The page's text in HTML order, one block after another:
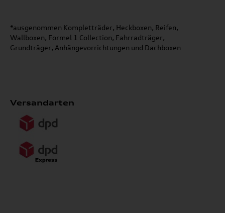
*ausgenommen Kompletträder, Heckboxen, Reifen,
Wallboxen, Formel 1 Collection, Fahrradträger,
Grundträger, Anhängevorrichtungen und Dachboxen
Versandarten